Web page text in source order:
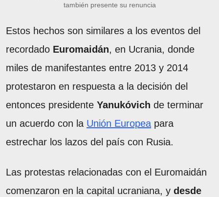
también presente su renuncia
Estos hechos son similares a los eventos del
recordado Euromaidán, en Ucrania, donde
miles de manifestantes entre 2013 y 2014
protestaron en respuesta a la decisión del
entonces presidente Yanukóvich de terminar
un acuerdo con la Unión Europea para
estrechar los lazos del país con Rusia.
Las protestas relacionadas con el Euromaidán
comenzaron en la capital ucraniana, y desde